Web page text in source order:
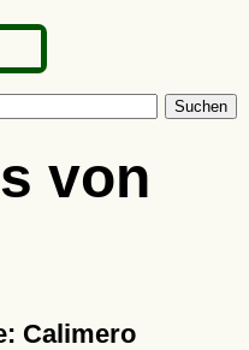
Suchen
von
Calimero